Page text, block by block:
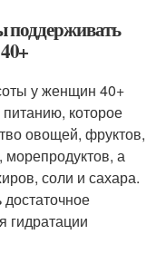
поддерживать
у женщин 40+
которое
овощей, фруктов,
а
соли и сахара.
гидратации